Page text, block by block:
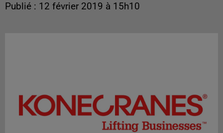
Publié : 12 février 2019 à 15h10